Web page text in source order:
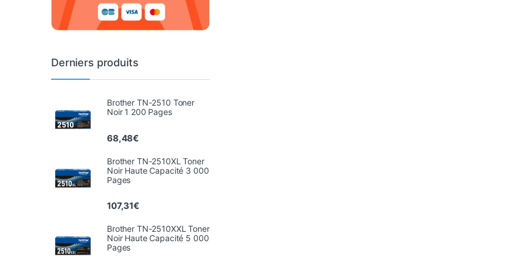
Derniers produits
Brother TN-2510 Toner
Noir 1 200 Pages
68,48€
Brother TN-2510XL Toner
Noir Haute Capacité 3 000
Pages
107,31€
Brother TN-2510XXL Toner
Noir Haute Capacité 5 000
Pages